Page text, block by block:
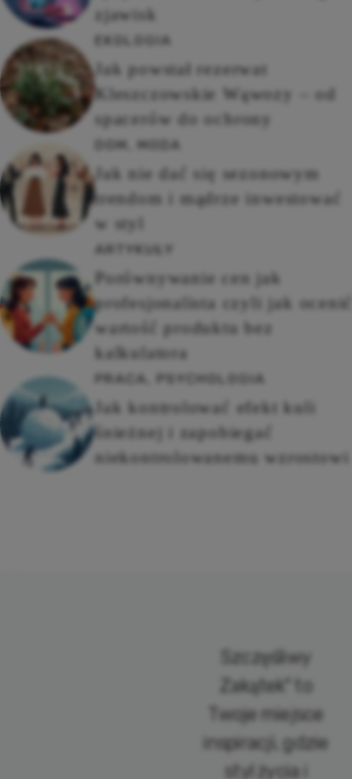
zjawisk
EKOLOGIA
Jak powstał rezerwat
Kleszczowskie Wąwozy – od
spacerów do ochrony
DOM MODA
Jak nie dać się sezonowym
trendom i mądrze inwestować
w styl
ARTYKUŁY
Porównywanie cen jak
profesjonalista czyli jak ocenić
wartość produktu bez
kalkulatora
PRACA PSYCHOLOGIA
Jak kontrolować efekt kuli
śnieżnej i zapobiegać
niekontrolowanemu wzrostowi
Szczęśliwy
Zakątek" to
Twoje miejsce
inspiracji, gdzie
styl życia i